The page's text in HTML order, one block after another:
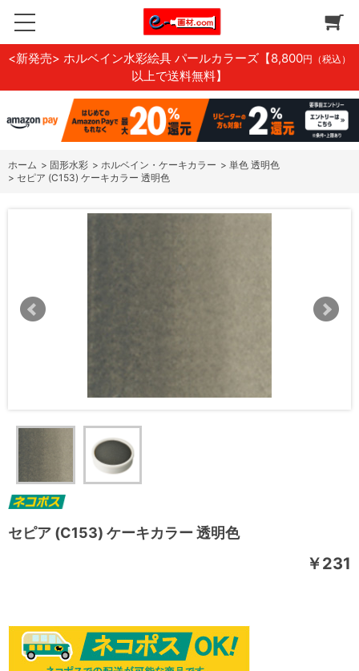
<新発売> ホルベイン水彩絵具 パールカラーズ 【8,800円（税込）
以上で送料無料】
ホーム > 固形水彩 > ホルベイン・ケーキカラー > 単色 透明色
> セピア (C153) ケーキカラー 透明色
セピア (C153) ケーキカラー 透明色
￥231